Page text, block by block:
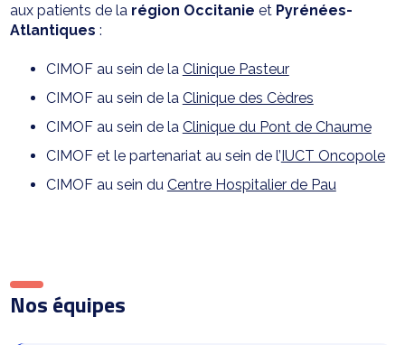
aux patients de la région Occitanie etPyrénées-
Atlantiques :
CIMOF au sein de la Clinique Pasteur
CIMOF au sein de la Clinique des Cèdres
CIMOF au sein de la Clinique du Pont de Chaume
CIMOF et le partenariat au sein de l’IUCT Oncopole
CIMOF au sein du Centre Hospitalier de Pau
Nos équipes